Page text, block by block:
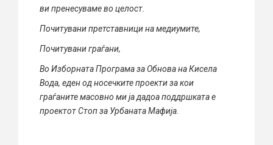
ви пренесуваме во целост.
Почитувани претставници на медиумите,
Почитувани граѓани,
Во Изборната Програма за Обнова на Кисела
Вода, еден од носечките проекти за кои
граѓаните масовно ми ја дадоа поддршката е
проектот Стоп за Урбаната Мафија.